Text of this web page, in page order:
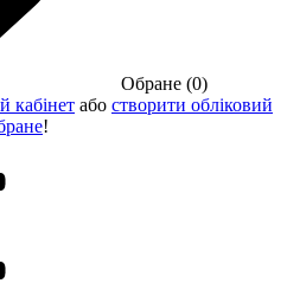
Обране (0)
кабінет або створити обліковий
!